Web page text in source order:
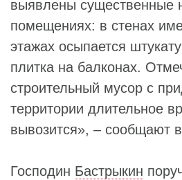
выявлены существенные
помещениях: в стенах
этажах осыпается
плитка на балконах.
строительный мусор с
территории длительное
вывозится», – сообщают
Господин Бастрыкин